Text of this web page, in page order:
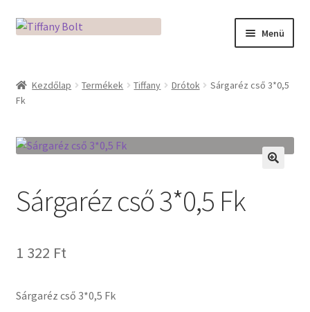
Ugrás
Kilépés
Menü
Adatkezelési tájékoztató
Az üveg világa / Workshopok
Fusingkemence beüzemelése
Hogyan használd a Mikro Boxot
Kezdőlap Termékek Tiffany Drótok
Sárgaréz cső 3*0,5
Fk
Sárgaréz cső 3*0,5 Fk
1 322 Ft
Sárgaréz cső 3*0,5 Fk